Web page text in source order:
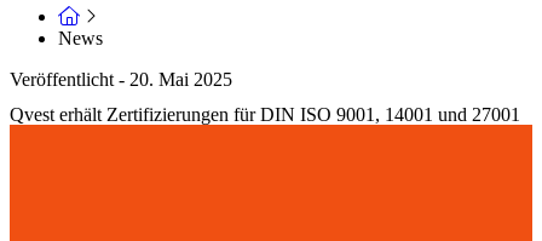
News
Veröffentlicht - 20. Mai 2025
Qvest erhält Zertifizierungen für DIN ISO 9001, 14001 und 27001